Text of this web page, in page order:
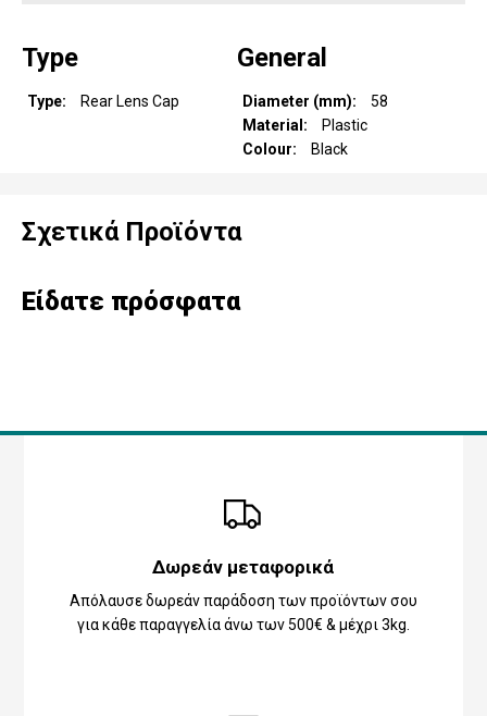
Type
Type Rear Lens Cap
General
Diameter (mm)
58
Material
Plastic
Colour
Black
Σχετικά Προϊόντα
Είδατε πρόσφατα
Δωρεάν μεταφορικά
Απόλαυσε δωρεάν παράδοση των προϊόντων σου
για κάθε παραγγελία άνω των 500€ & μέχρι 3kg.